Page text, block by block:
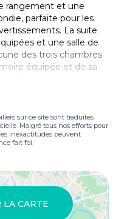
rangement et une
parfaite pour les
La suite
et une salle de
des trois chambres
équipée et de sa
l'intimité et la
et un jacuzzi
offre des vues
est équipé de
Climatisation,
design merveilleux et
est une maison ou une
sur ce site sont traduites
Malgré tous nos efforts pour
inexactitudes peuvent
fait foi.
LA CARTE